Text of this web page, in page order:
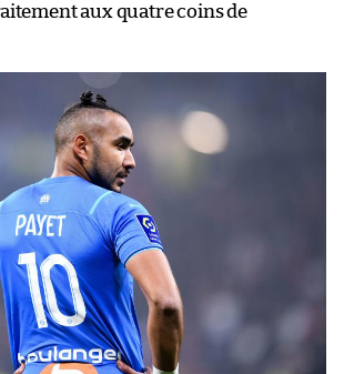
aux quatre coins de